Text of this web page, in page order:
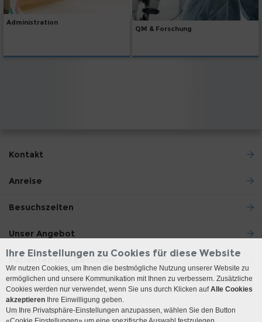
Administration
QM & Forschung
Kontakt
Anreise
Besuchszeiten
Unser Angebot
Patienten und Besucher
Ärzte und Zuweiser
Lehre und Forschung
Ihre Einstellungen zu Cookies für diese Website
Wir nutzen Cookies, um Ihnen die bestmögliche Nutzung unserer Website zu
ermöglichen und unsere Kommunikation mit Ihnen zu verbessern. Zusätzliche
Cookies werden nur verwendet, wenn Sie uns durch Klicken aufAlle Cookies
akzeptieren Ihre Einwilligung geben.
Um Ihre Privatsphäre-Einstellungen anzupassen, wählen Sie den Button